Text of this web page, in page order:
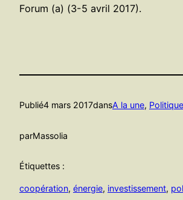
Forum (a) (3-5 avril 2017).
Publié4 mars 2017dansA la une,
parMassolia
Étiquettes :
coopération, énergie, investissement,